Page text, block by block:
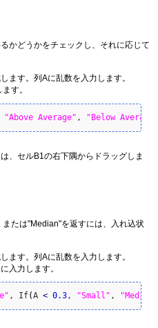
かどうかをチェックし、それに応じて
ます。列Aに乱数を入力します。
す。
"Above Average" , "Below Average"
、セルB1の右下隅からドラッグしま
たは"Median"を返すには、入れ込状
ます。列Aに乱数を入力します。
入力します。
, If(A < 0.3, "Small" , "Median"